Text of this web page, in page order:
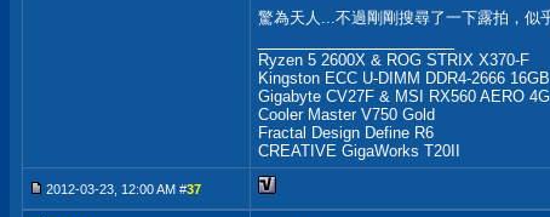
驚為天人...不過剛剛搜尋了一下露拍，似
Ryzen 5 2600X & ROG STRIX X370-F
Kingston ECC U-DIMM DDR4-2666
Gigabyte CV27F & MSI RX560 AERO
Cooler Master V750 Gold
Fractal Design Define R6
CREATIVE GigaWorks T20II
2012-03-23, 12:00 AM #37